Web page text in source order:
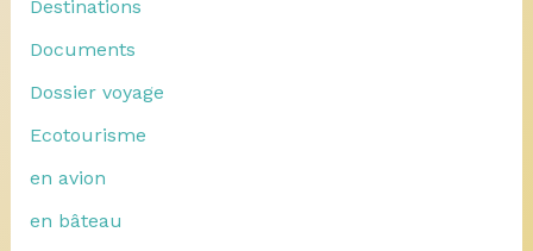
Destinations
Documents
Dossier voyage
Ecotourisme
en avion
en bâteau